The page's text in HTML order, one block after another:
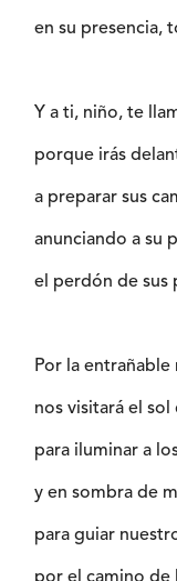
en su presencia,
Y a ti, niño, te
porque irás
a preparar sus
anunciando a su
el perdón de sus
Por la
nos visitará el
para iluminar a
y en sombra de
para guiar